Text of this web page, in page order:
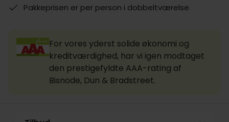
Pakkeprisen er per person i dobbeltværelse
For vores yderst solide økonomi og
kreditværdighed, har vi igen modtaget
den prestigefyldte AAA-rating af
Bisnode, Dun & Bradstreet.